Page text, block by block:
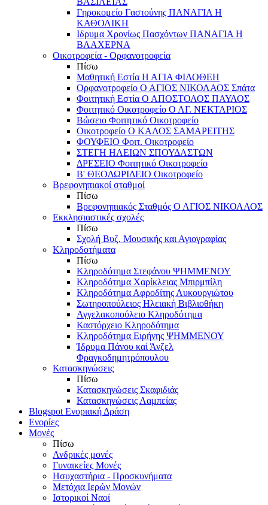
Γηροκομείο Γαστούνης ΠΑΝΑΓΙΑ Η
ΚΑΘΟΛΙΚΗ
Ιδρυμα Χρονίως Πασχόντων ΠΑΝΑΓΙΑ Η
ΒΛΑΧΕΡΝΑ
Οικοτροφεία - Ορφανοτροφεία
Πίσω
Μαθητική Εστία Η ΑΓΙΑ ΦΙΛΟΘΕΗ
Ορφανοτροφείο Ο ΑΓΙΟΣ ΝΙΚΟΛΑΟΣ Σπάτα
Φοιτητική Εστία Ο ΑΠΟΣΤΟΛΟΣ ΠΑΥΛΟΣ
Φοιτητικό Οικοτροφείο Ο ΑΓ. ΝΕΚΤΑΡΙΟΣ
Βώσειο Φοιτητικό Οικοτροφείο
Οικοτροφείο Ο ΚΑΛΟΣ ΣΑΜΑΡΕΙΤΗΣ
ΦΟΥΦΕΙΟ Φοιτ. Οικοτροφείο
ΣΤΕΓΗ ΗΛΕΙΩΝ ΣΠΟΥΔΑΣΤΩΝ
ΔΡΕΣΕΙΟ Φοιτητικό Οικοτροφείο
Β' ΘΕΟΔΩΡΙΔΕΙΟ Οικοτροφείο
Βρεφονηπιακοί σταθμοί
Πίσω
Βρεφονηπιακός Σταθμός Ο ΑΓΙΟΣ ΝΙΚΟΛΑΟΣ
Εκκλησιαστικές σχολές
Πίσω
Σχολή Βυζ. Μουσικής και Αγιογραφίας
Κληροδοτήματα
Πίσω
Κληροδότημα Στεφάνου ΨΗΜΜΕΝΟΥ
Κληροδότημα Χαρίκλειας Μπιρμπίλη
Κληροδότημα Αφροδίτης Λυκουργιώτου
Σωτηροπούλειος Ηλειακή Βιβλιοθήκη
Αγγελακοπούλειο Κληροδότημα
Καστόρχειο Κληροδότημα
Κληροδότημα Ειρήνης ΨΗΜΜΕΝΟΥ
Ίδρυμα Πάνου καί Άνζελ
Φραγκοδημητρόπουλου
Κατασκηνώσεις
Πίσω
Κατασκηνώσεις Σκαφιδιάς
Κατασκηνώσεις Λαμπείας
Blogspot Ενοριακή Δράση
Ενορίες
Μονές
Πίσω
Ανδρικές μονές
Γυναικείες Μονές
Ησυχαστήρια - Προσκυνήματα
Μετόχια Ιερών Μονών
Ιστορικοί Ναοί